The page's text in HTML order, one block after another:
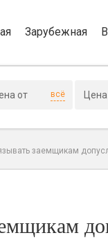
Зарубежная
всё
заемщикам